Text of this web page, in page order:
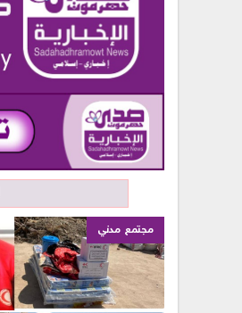
مجتمع مدني